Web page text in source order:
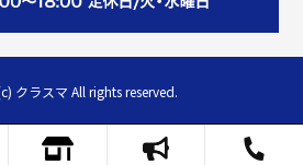
クラスマ All rights reserved.